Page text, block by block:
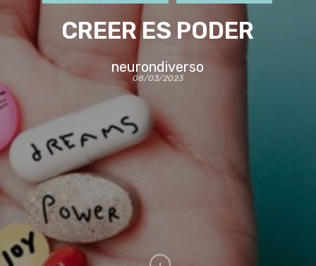
CREER ES PODER
neurondiverso
08/03/2023